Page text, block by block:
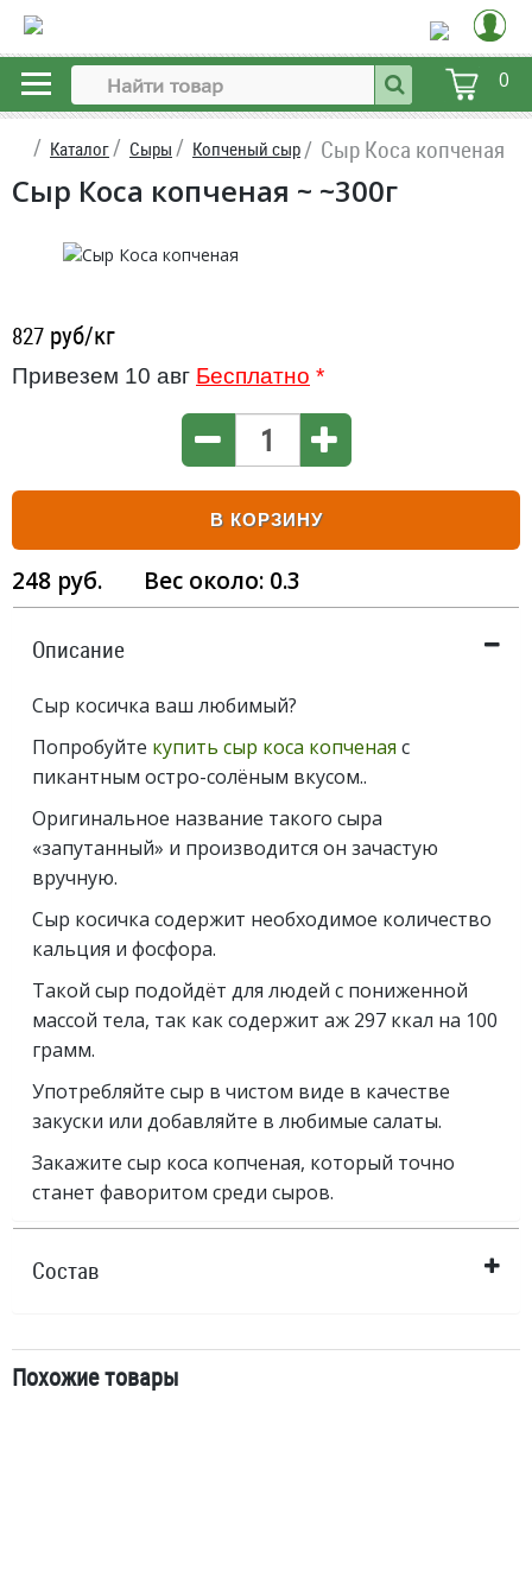
0
Каталог Сыры Копченый сыр Сыр Коса копченая
Сыр Коса копченая ~ ~300г
827 руб/кг
Привезем 10 авг Бесплатно *
В КОРЗИНУ
248 руб. Вес около: 0.3
Описание
Сыр косичка ваш любимый?
Попробуйте купить сыр коса копченая с
пикантным остро-солёным вкусом..
Оригинальное название такого сыра
«запутанный» и производится он зачастую
вручную.
Сыр косичка содержит необходимое количество
кальция и фосфора.
Такой сыр подойдёт для людей с пониженной
массой тела, так как содержит аж 297 ккал на 100
грамм.
Употребляйте сыр в чистом виде в качестве
закуски или добавляйте в любимые салаты.
Закажите сыр коса копченая, который точно
станет фаворитом среди сыров.
Состав
Похожие товары